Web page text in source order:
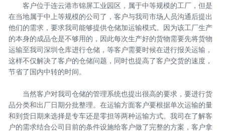
客户位于连云港市锦屏工业园区，属于中等规模的工厂，但是
在当地属于中上等规模的公司了，客户与我司市场人员沟通后提出
他们的需求，要求我司能够提供仓储加运输模式。因为该工厂生产
的本身的成品仓是不够用的，因此每次生产好的货物需要先将货物
运输至我司深圳仓库进行仓储，等客户需要时候在进行报关运输，
这样不仅解决了客户的仓储问题，同时也提高了客户交货的速度，
节省了国内中转的时间。
当然客户对我司仓储的管理系统也提出很高的要求，要进行货
品分类和出厂日期分批整理。在运输方面客户要根据单次运输的量
和到货日期来选择是专车还是零担等两种运输方式。我司在了解客
户的需求结合公司目前的条件设施给客户做了完整的方案，客户拿